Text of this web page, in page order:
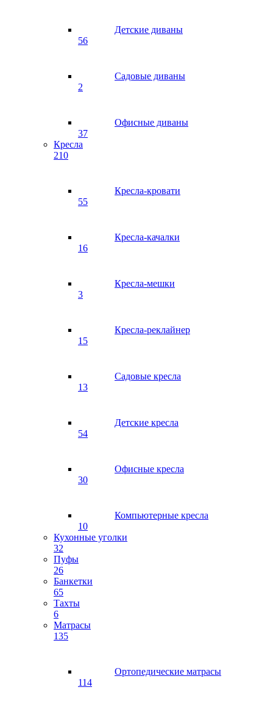
Детские диваны
56
Садовые диваны
2
Офисные диваны
37
Кресла
210
Кресла-кровати
55
Кресла-качалки
16
Кресла-мешки
3
Кресла-реклайнер
15
Садовые кресла
13
Детские кресла
54
Офисные кресла
30
Компьютерные кресла
10
Кухонные уголки
32
Пуфы
26
Банкетки
65
Тахты
6
Матрасы
135
Ортопедические матрасы
114